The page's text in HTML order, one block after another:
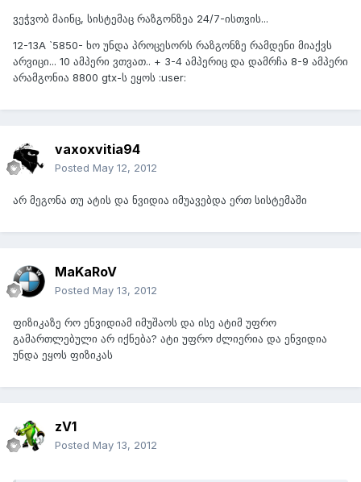
ვეჭვობ მაინც, სისტემაც რაზგონზეა 24/7-ისთვის...
12-13A `5850- ხო უნდა პროცესორს რაზგონზე რამდენი მიაქვს
არვიცი... 10 ამპერი ვთვათ.. + 3-4 ამპერიც და დამრჩა 8-9 ამპერი
არამგონია 8800 gtx-ს ეყოს :user:
vaxoxvitia94
Posted May 12, 2012
არ მეგონა თუ ატის და ნვიდია იმუავებდა ერთ სისტემაში
MaKaRoV
Posted May 13, 2012
ფიზიკაზე რო ენვიდიამ იმუშაოს და ისე ატიმ უფრო
გამართლებული არ იქნება? ატი უფრო ძლიერია და ენვიდია
უნდა ეყოს ფიზიკას
zV1
Posted May 13, 2012